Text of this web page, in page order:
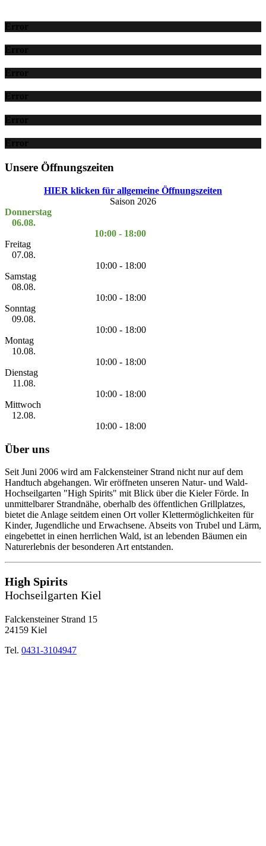
Error
Error
Error
Error
Error
Error
Unsere Öffnungszeiten
HIER klicken für allgemeine Öffnungszeiten
Saison 2026
Donnerstag
06.08.
10:00 - 18:00
Freitag
07.08.
10:00 - 18:00
Samstag
08.08.
10:00 - 18:00
Sonntag
09.08.
10:00 - 18:00
Montag
10.08.
10:00 - 18:00
Dienstag
11.08.
10:00 - 18:00
Mittwoch
12.08.
10:00 - 18:00
Über uns
Seit Juni 2006 wird am Falckensteiner Strand nicht nur auf dem
Handtuch abgehangen. Wir eröffneten unseren Natur- und Wald-
Hochseilgarten "High Spirits" mit Blick über die Kieler Förde. In
unmittelbarer Strandnähe, oberhalb des öffentlichen Grillplatzes,
bietet die Anlage seitdem einen Ort voller Klettermöglichkeiten für
Kinder, Jugendliche und Erwachsene. Abseits von Trubel und Lärm,
eingebettet in einen herrlichen Wald, ist an lebenden Bäumen ein
Naturerlebnis der besonderen Art entstanden.
High Spirits
Hochseilgarten Kiel
Falckensteiner Strand 15
24159 Kiel
Tel. 0431-3104947